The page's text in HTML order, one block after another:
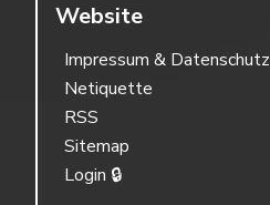
Website
Impressum & Datenschutz
Netiquette
RSS
Sitemap
Login 🔒